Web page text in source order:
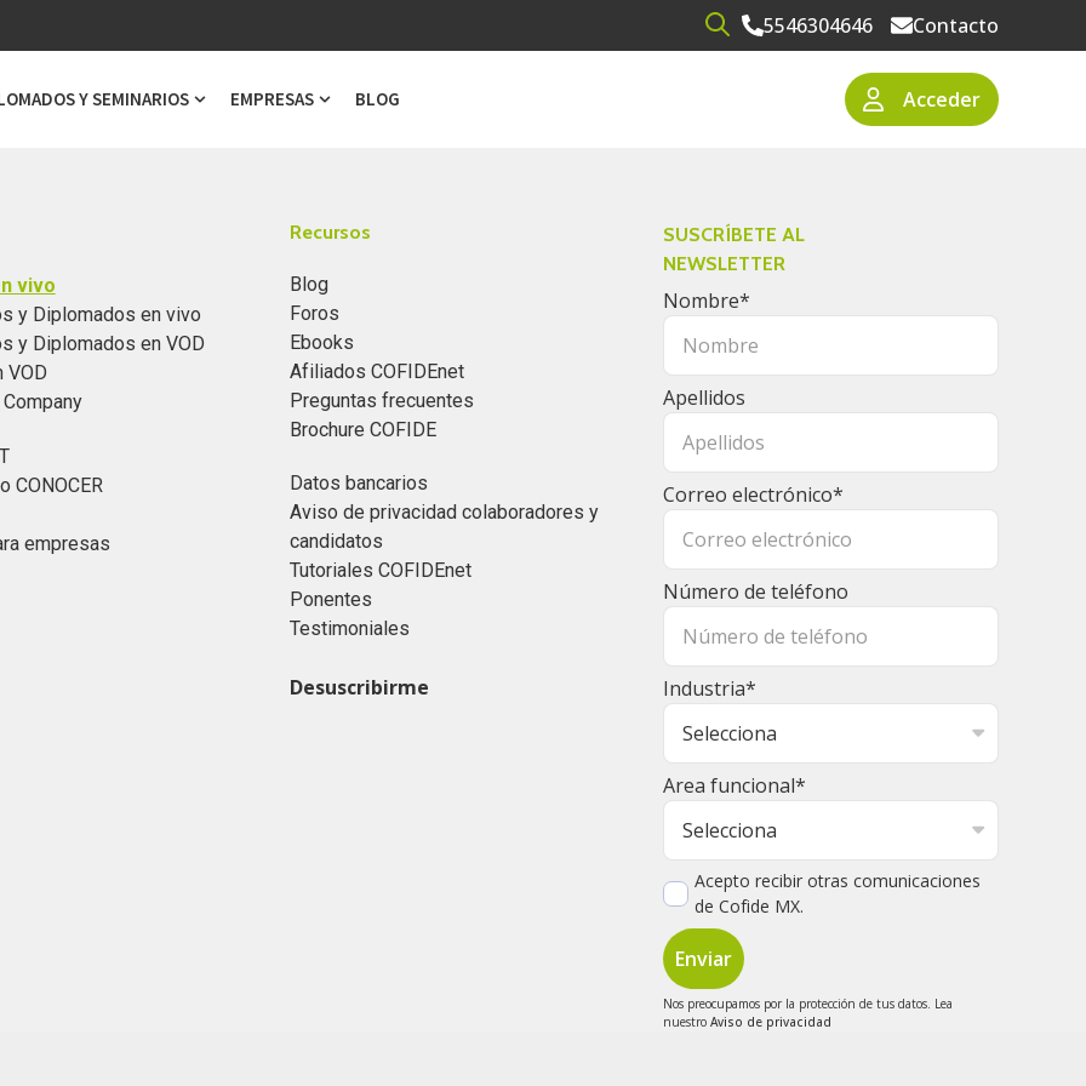
Open search5546304646 Contacto
for Cursos
Y SEMINARIOS
Show submenu for Diplomados y Seminarios
EMPRESAS
Show submenu for Empresas
BLOG Acceder
vivo
y Diplomados en vivo
y Diplomados en VOD
VOD
CONOCER
empresas
Recursos
Blog
Foros
Ebooks
Afiliados COFIDEnet
Preguntas frecuentes
Brochure COFIDE
Datos bancarios
Aviso de privacidad colaboradores y
candidatos
Tutoriales COFIDEnet
Ponentes
Testimoniales
Desuscribirme
SUSCRÍBETE AL
NEWSLETTER
Nombre*
Apellidos
Correo electrónico*
Número de teléfono
Industria*
Area funcional*
Acepto recibir otras comunicaciones
de Cofide MX.
Nos preocupamos por la protección de tus datos. Lea
nuestroAviso de privacidad